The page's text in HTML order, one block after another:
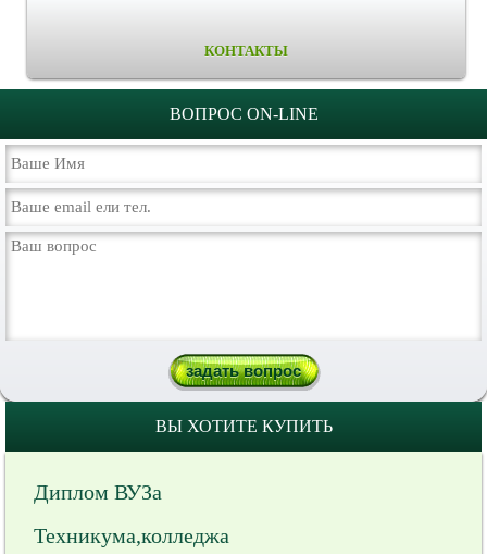
КОНТАКТЫ
ВОПРОС ON-LINE
ВЫ ХОТИТЕ КУПИТЬ
Диплом ВУЗа
Техникума,колледжа